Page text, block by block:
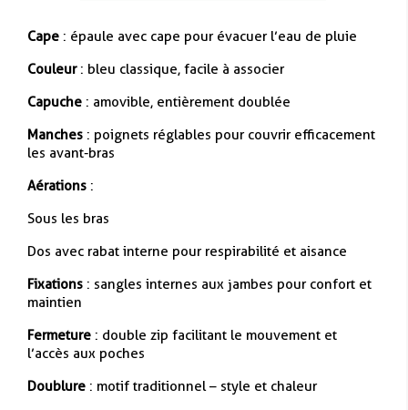
Cape : épaule avec cape pour évacuer l’eau de pluie
Couleur: bleu classique, facile à associer
Capuche : amovible, entièrement doublée
Manches : poignets réglables pour couvrir efficacement
les avant-bras
Aérations :
Sous les bras
Dos avec rabat interne pour respirabilité et aisance
Fixations : sangles internes aux jambes pour confort et
maintien
Fermeture : double zip facilitant le mouvement et
l’accès aux poches
Doublure : motif traditionnel – style et chaleur